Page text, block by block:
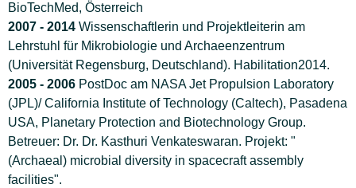
BioTechMed, Österreich
2007 - 2014 Wissenschaftlerin und Projektleiterin am
Lehrstuhl für Mikrobiologie und Archaeenzentrum
(Universität Regensburg, Deutschland). Habilitation2014.
2005 - 2006 PostDoc am NASA Jet Propulsion Laboratory
(JPL)/ California Institute of Technology (Caltech), Pasadena
USA, Planetary Protection and Biotechnology Group.
Betreuer: Dr. Dr. Kasthuri Venkateswaran. Projekt: "
(Archaeal) microbial diversity in spacecraft assembly
facilities".